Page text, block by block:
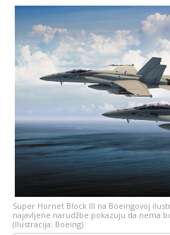
Super Hornet Block III na Boeingovoj
najavljene narudžbe pokazuju da nema
(Ilustracija: Boeing)